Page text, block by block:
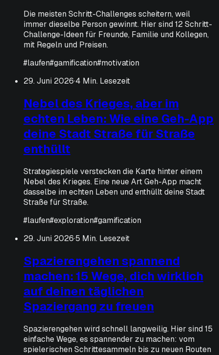
Die meisten Schritt-Challenges scheitern, weil
immer dieselbe Person gewinnt. Hier sind 12 Schritt-
Challenge-Ideen für Freunde, Familie und Kollegen,
mit Regeln und Preisen.
#laufen#gamification#motivation
29. Juni 2026·4 Min. Lesezeit
Nebel des Krieges, aber im
echten Leben: Wie eine Geh-App
deine Stadt Straße für Straße
enthüllt
Strategiespiele verstecken die Karte hinter einem
Nebel des Krieges. Eine neue Art Geh-App macht
dasselbe im echten Leben und enthüllt deine Stadt
Straße für Straße.
#laufen#exploration#gamification
29. Juni 2026·5 Min. Lesezeit
Spazierengehen spannend
machen: 15 Wege, dich wirklich
auf deinen täglichen
Spaziergang zu freuen
Spazierengehen wird schnell langweilig. Hier sind 15
einfache Wege, es spannender zu machen: vom
spielerischen Schrittesammeln bis zu neuen Routen